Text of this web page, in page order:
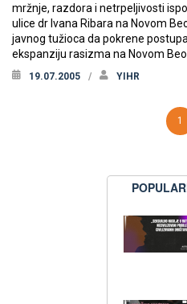
mržnje, razdora i netrpeljivosti
ulice dr Ivana Ribara na Novom
javnog tužioca da pokrene
ekspanziju rasizma na Novom
19.07.2005 YIHR
1